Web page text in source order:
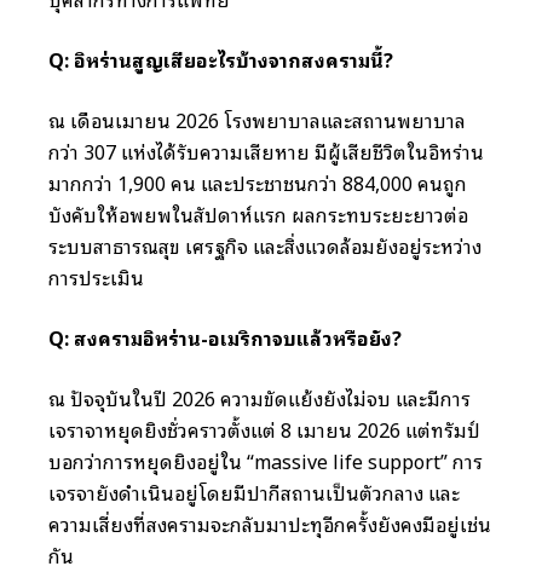
Q: อิหร่านสูญเสียอะไรบ้างจากสงครามนี้?
ณ เดือนเมษายน 2026 โรงพยาบาลและสถานพยาบาล
กว่า 307 แห่งได้รับความเสียหาย มีผู้เสียชีวิตในอิหร่าน
มากกว่า 1,900 คน และประชาชนกว่า 884,000 คนถูก
บังคับให้อพยพในสัปดาห์แรก ผลกระทบระยะยาวต่อ
ระบบสาธารณสุข เศรษฐกิจ และสิ่งแวดล้อมยังอยู่ระหว่าง
การประเมิน
Q: สงครามอิหร่าน-อเมริกาจบแล้วหรือยัง?
ณ ปัจจุบันในปี 2026 ความขัดแย้งยังไม่จบ และมีการ
เจราจาหยุดยิงชั่วคราวตั้งแต่ 8 เมษายน 2026 แต่ทรัมป์
บอกว่าการหยุดยิงอยู่ใน “massive life support” การ
เจรจายังดำเนินอยู่โดยมีปากีสถานเป็นตัวกลาง และ
ความเสี่ยงที่สงครามจะกลับมาปะทุอีกครั้งยังคงมีอยู่เช่น
กัน